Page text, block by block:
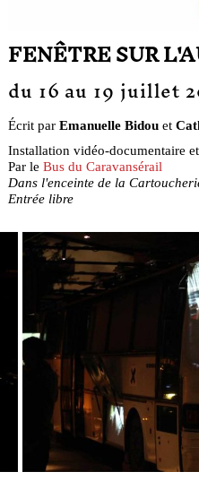
FENÊTRE SUR
du 16 au 19 juillet
Écrit par Emanuelle Bidouet
Installation vidéo-documentaire
Par le Bus du Caravansérail
Dans l'enceinte de la
Entrée libre